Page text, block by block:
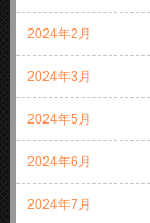
2024年2月
2024年3月
2024年5月
2024年6月
2024年7月